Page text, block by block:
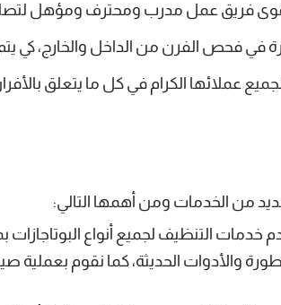
فريق عمل مدرب ومحترف ومؤهل لتصليح
فحص الفرن من الداخل والخارج، كي
عملائها الكرام في كل ما يتعلق
من الخدمات ومن أهمها التالي:
التنظيف لجميع أنواع البوتاجازات
والأدوات الحديثة، كما نقوم بعملية